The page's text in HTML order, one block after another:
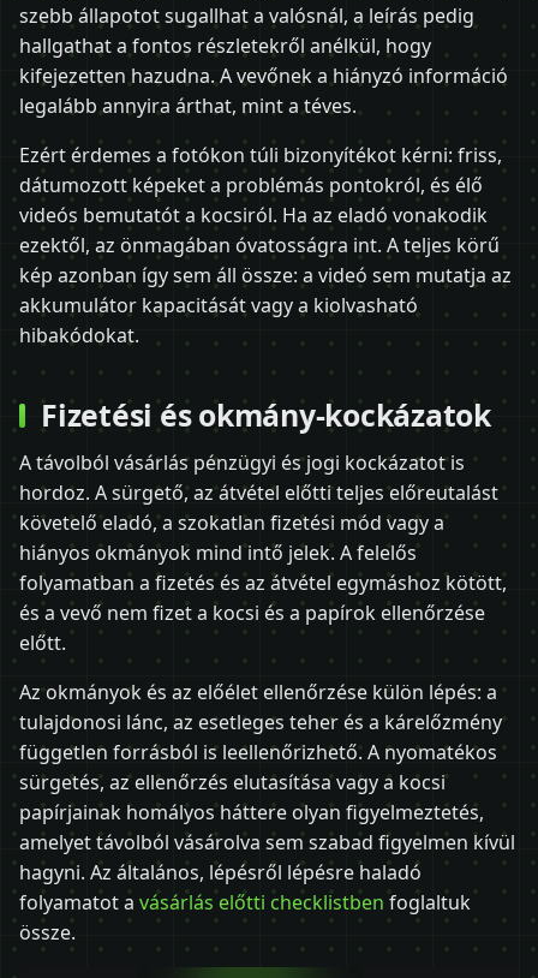
szebb állapotot sugallhat a valósnál, a leírás pedig
hallgathat a fontos részletekről anélkül, hogy
kifejezetten hazudna. A vevőnek a hiányzó információ
legalább annyira árthat, mint a téves.
Ezért érdemes a fotókon túli bizonyítékot kérni: friss,
dátumozott képeket a problémás pontokról, és élő
videós bemutatót a kocsiról. Ha az eladó vonakodik
ezektől, az önmagában óvatosságra int. A teljes körű
kép azonban így sem áll össze: a videó sem mutatja az
akkumulátor kapacitását vagy a kiolvasható
hibakódokat.
Fizetési és okmány-kockázatok
A távolból vásárlás pénzügyi és jogi kockázatot is
hordoz. A sürgető, az átvétel előtti teljes előreutalást
követelő eladó, a szokatlan fizetési mód vagy a
hiányos okmányok mind intő jelek. A felelős
folyamatban a fizetés és az átvétel egymáshoz kötött,
és a vevő nem fizet a kocsi és a papírok ellenőrzése
előtt.
Az okmányok és az előélet ellenőrzése külön lépés: a
tulajdonosi lánc, az esetleges teher és a kárelőzmény
független forrásból is leellenőrizhető. A nyomatékos
sürgetés, az ellenőrzés elutasítása vagy a kocsi
papírjainak homályos háttere olyan figyelmeztetés,
amelyet távolból vásárolva sem szabad figyelmen kívül
hagyni. Az általános, lépésről lépésre haladó
folyamatot a vásárlás előtti checklistbenfoglaltuk
össze.